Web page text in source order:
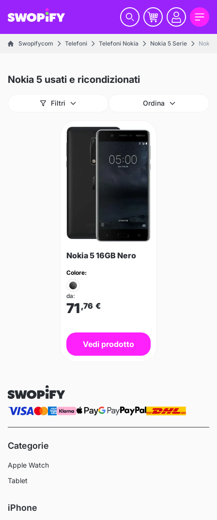
Swopifycom Telefoni Telefoni Nokia Nokia 5 Serie Nokia
Nokia 5 usati e ricondizionati
Filtri Ordina
Nokia 5 16GB Nero
Colore:
da:
71 ,76 €
Vedi prodotto
Categorie
Apple Watch
Tablet
iPhone